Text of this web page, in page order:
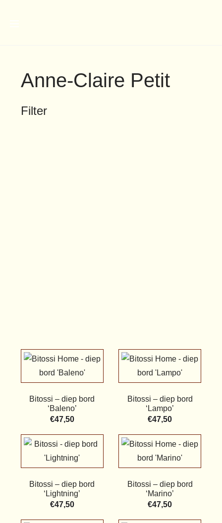
Anne-Claire Petit
Filter
Bitossi – diep bord
‘Baleno’
€47,50
Bitossi – diep bord
‘Lampo’
€47,50
Bitossi – diep bord
‘Lightning’
€47,50
Bitossi – diep bord
‘Marino’
€47,50